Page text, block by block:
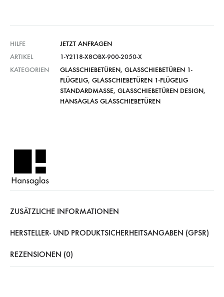
HILFE
JETZT ANFRAGEN
ARTIKEL
1-Y2118-X8OBX-900-2050-X
KATEGORIEN
GLASSCHIEBETÜREN, GLASSCHIEBETÜREN 1-
FLÜGELIG, GLASSCHIEBETÜREN 1-FLÜGELIG
STANDARDMASSE , GLASSCHIEBETÜREN DESIGN,
HANSAGLAS GLASSCHIEBETÜREN
ZUSÄTZLICHE INFORMATIONEN
HERSTELLER- UND PRODUKTSICHERHEITSANGABEN (GPSR)
REZENSIONEN (0)